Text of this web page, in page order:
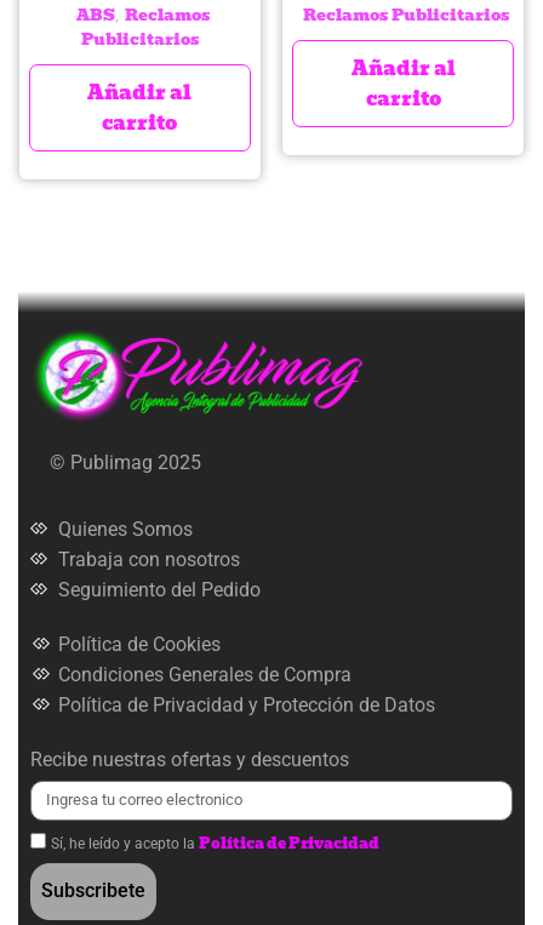
ABS, Reclamos
Publicitarios
Añadir al
carrito
Reclamos Publicitarios
Añadir al
carrito
© Publimag 2025
Quienes Somos
Trabaja con nosotros
Seguimiento del Pedido
Política de Cookies
Condiciones Generales de Compra
Política de Privacidad y Protección de Datos
Recibe nuestras ofertas y descuentos
Sí, he leído y acepto la Política de Privacidad
Subscribete